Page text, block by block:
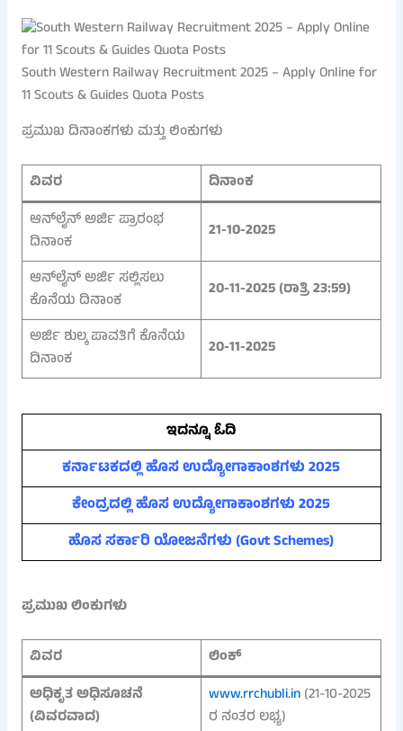
South Western Railway Recruitment 2025 – Apply Online for
11 Scouts & Guides Quota Posts
ಪ್ರಮುಖ ದಿನಾಂಕಗಳು ಮತ್ತು ಲಿಂಕುಗಳು
ವಿವರ
ದಿನಾಂಕ
ಆನ್‌ಲೈನ್ ಅರ್ಜಿ ಪ್ರಾರಂಭ
ದಿನಾಂಕ
21-10-2025
ಆನ್‌ಲೈನ್ ಅರ್ಜಿ ಸಲ್ಲಿಸಲು
ಕೊನೆಯ ದಿನಾಂಕ
20-11-2025 (ರಾತ್ರಿ 23:59)
ಅರ್ಜಿ ಶುಲ್ಕ ಪಾವತಿಗೆ ಕೊನೆಯ
ದಿನಾಂಕ
20-11-2025
ಇದನ್ನೂ ಓದಿ
ಕರ್ನಾಟಕದಲ್ಲಿ ಹೊಸ ಉದ್ಯೋಗಾಕಾಂಶಗಳು 2025
ಕೇಂದ್ರದಲ್ಲಿ ಹೊಸ ಉದ್ಯೋಗಾಕಾಂಶಗಳು 2025
ಹೊಸ ಸರ್ಕಾರಿ ಯೋಜನೆಗಳು (Govt Schemes)
ಪ್ರಮುಖ ಲಿಂಕುಗಳು
ವಿವರ
ಲಿಂಕ್
ಅಧಿಕೃತ ಅಧಿಸೂಚನೆ
(ವಿವರವಾದ)
www.rrchubli.in(21-10-2025
ರ ನಂತರ ಲಭ್ಯ)